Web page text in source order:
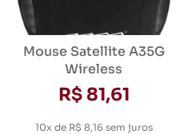
Mouse Satellite A35G
Wireless
R$ 81,61
10x de R$ 8,16 sem juros